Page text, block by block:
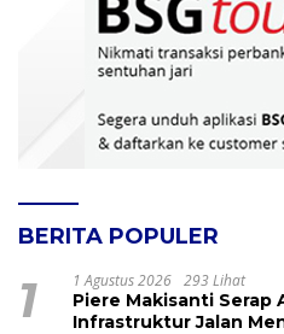
BERITA POPULER
1 1 Agustus 2026 293 Lihat
Piere Makisanti Serap
Infrastruktur Jalan